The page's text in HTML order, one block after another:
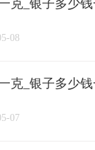
长城币 / 老
亚一金店
克_银子多少
08
克_银子多少
07